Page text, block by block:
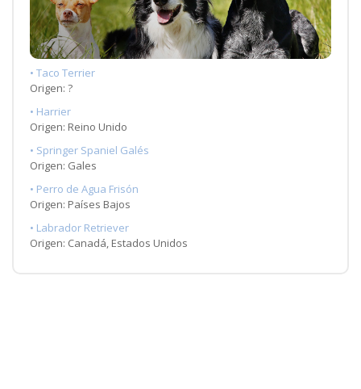
• Taco Terrier
Origen: ?
• Harrier
Origen: Reino Unido
• Springer Spaniel Galés
Origen: Gales
• Perro de Agua Frisón
Origen: Países Bajos
• Labrador Retriever
Origen: Canadá, Estados Unidos